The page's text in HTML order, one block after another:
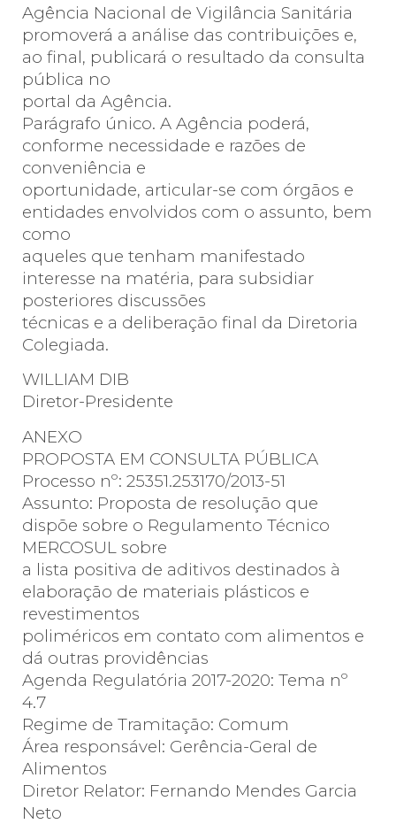
Agência Nacional de Vigilância Sanitária
promoverá a análise das contribuições e,
ao final, publicará o resultado da consulta
pública no
portal da Agência.
Parágrafo único. A Agência poderá,
conforme necessidade e razões de
conveniência e
oportunidade, articular-se com órgãos e
entidades envolvidos com o assunto, bem
como
aqueles que tenham manifestado
interesse na matéria, para subsidiar
posteriores discussões
técnicas e a deliberação final da Diretoria
Colegiada.
WILLIAM DIB
Diretor-Presidente
ANEXO
PROPOSTA EM CONSULTA PÚBLICA
Processo nº: 25351.253170/2013-51
Assunto: Proposta de resolução que
dispõe sobre o Regulamento Técnico
MERCOSUL sobre
a lista positiva de aditivos destinados à
elaboração de materiais plásticos e
revestimentos
poliméricos em contato com alimentos e
dá outras providências
Agenda Regulatória 2017-2020: Tema nº
4.7
Regime de Tramitação: Comum
Área responsável: Gerência-Geral de
Alimentos
Diretor Relator: Fernando Mendes Garcia
Neto